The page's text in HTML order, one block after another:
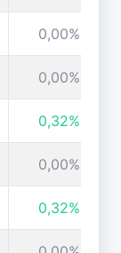
0,00%
0,00%
0,32%
0,00%
0,32%